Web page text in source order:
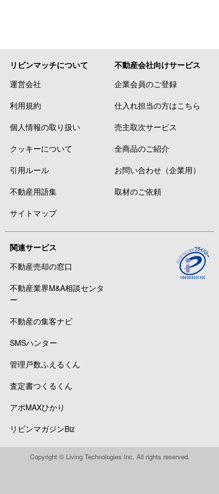
リビンマッチについて
運営会社
利用規約
個人情報の取り扱い
クッキーについて
引用ルール
不動産用語集
サイトマップ
不動産会社向けサービス
企業会員のご登録
仕入れ担当の方はこちら
売主取次サービス
全商品のご紹介
お問い合わせ（企業用）
取材のご依頼
関連サービス
不動産売却の窓口
不動産業界M&A相談センタ
ー
不動産の集客ナビ
SMSハンター
管理戸数ふえるくん
査定書つくるくん
アポMAXひかり
リビンマガジンBiz
Copyright © Living Technologies Inc. All rights reserved.